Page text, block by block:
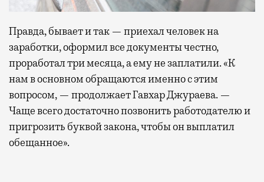
Правда, бывает и так — приехал человек на
заработки, оформил все документы честно,
проработал три месяца, а ему не заплатили. «К
нам в основном обращаются именно с этим
вопросом, — продолжает Гавхар Джураева. —
Чаще всего достаточно позвонить работодателю и
пригрозить буквой закона, чтобы он выплатил
обещанное».